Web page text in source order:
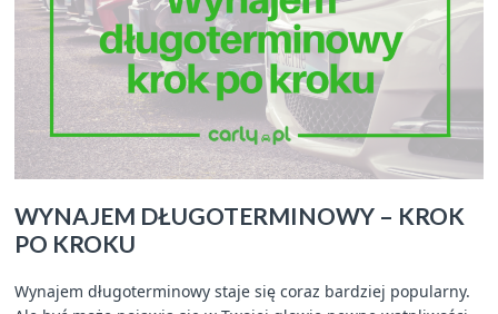
WYNAJEM DŁUGOTERMINOWY – KROK
PO KROKU
Wynajem długoterminowy staje się coraz bardziej popularny.